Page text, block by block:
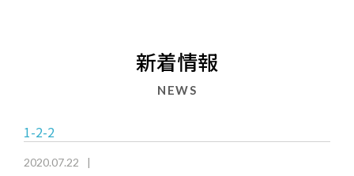
新着情報
NEWS
1-2-2
2020.07.22